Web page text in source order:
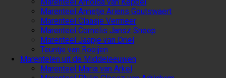
Marenteel Annetje Ariens Goutswaert
Marenteel Claasje Vermeer
Marenteel Cornelis Jansz Sneep
Marenteel Jaapje van Driel
Teuntje van Rooijen
Marentelen uit de Middeleeuwen
Marenteel Maria van Arkel